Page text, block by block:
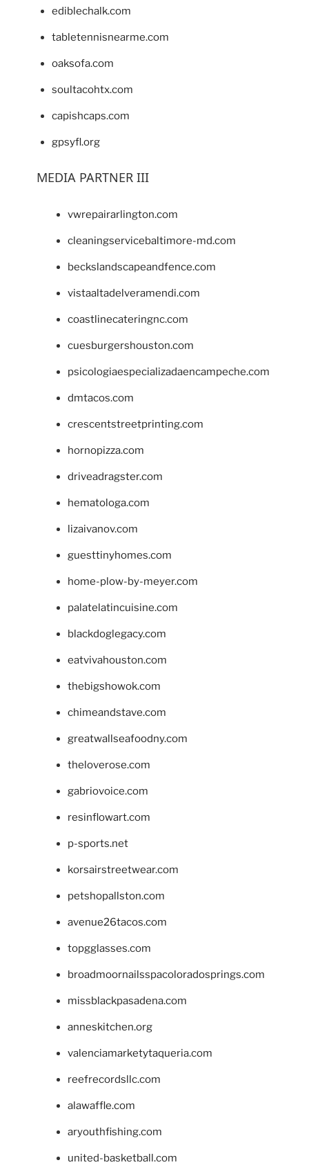
ediblechalk.com
tabletennisnearme.com
oaksofa.com
soultacohtx.com
capishcaps.com
gpsyfl.org
MEDIA PARTNER III
vwrepairarlington.com
cleaningservicebaltimore-md.com
beckslandscapeandfence.com
vistaaltadelveramendi.com
coastlinecateringnc.com
cuesburgershouston.com
psicologiaespecializadaencampeche.com
dmtacos.com
crescentstreetprinting.com
hornopizza.com
driveadragster.com
hematologa.com
lizaivanov.com
guesttinyhomes.com
home-plow-by-meyer.com
palatelatincuisine.com
blackdoglegacy.com
eatvivahouston.com
thebigshowok.com
chimeandstave.com
greatwallseafoodny.com
theloverose.com
gabriovoice.com
resinflowart.com
p-sports.net
korsairstreetwear.com
petshopallston.com
avenue26tacos.com
topgglasses.com
broadmoornailsspacoloradosprings.com
missblackpasadena.com
anneskitchen.org
valenciamarketytaqueria.com
reefrecordsllc.com
alawaffle.com
aryouthfishing.com
united-basketball.com